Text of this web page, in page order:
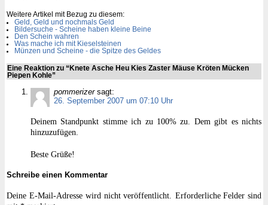
Weitere Artikel mit Bezug zu diesem:
Geld, Geld und nochmals Geld
Bildersuche - Scheine haben kleine Beine
Den Schein wahren
Was mache ich mit Kieselsteinen
Münzen und Scheine - die Spitze des Geldes
Eine Reaktion zu “Knete Asche Heu Kies Zaster Mäuse Kröten Mücken
Piepen Kohle”
pommerizer sagt:
26. September 2007 um 07:10 Uhr
Deinem Standpunkt stimme ich zu 100% zu. Dem gibt es nichts
hinzuzufügen.
Beste Grüße!
Schreibe einen Kommentar
Deine E-Mail-Adresse wird nicht veröffentlicht. Erforderliche Felder sind